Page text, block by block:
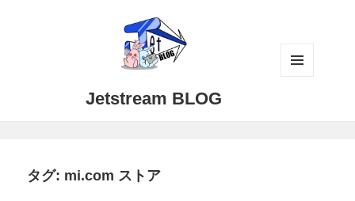
Jetstream BLOG
タグ: mi.com ストア